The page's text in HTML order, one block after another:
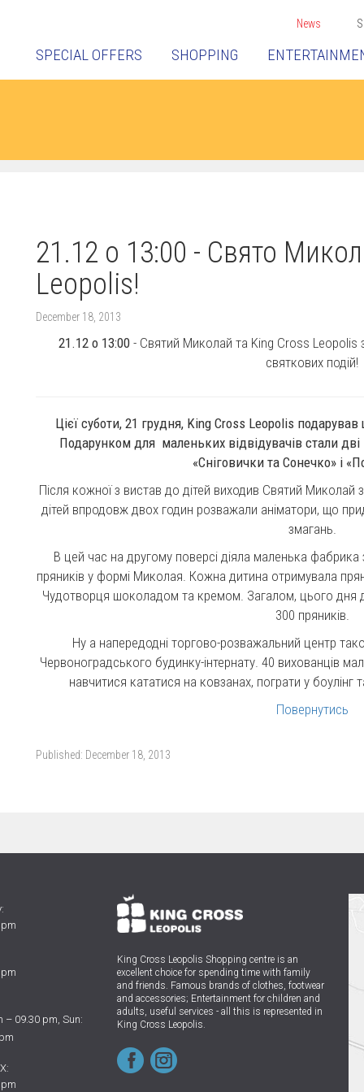
News
SPECIAL OFFERS SHOPPING
21.12 o 13:00 - Свято
Leopolis!
December 18, 2013
21.12 o 13:00- Святий Миколай та King Cross Leopolis
святкових подій!
Цієї суботи, 21 грудня, King Cross Leopolis
Подарунком для маленьких відвідувачів стали
«Сніговички та Сонечко» і
Після кожної з вистав до дітей виходив Святий
дітей впродовж двох годин розважали аніматори, що
змагань.
В цей час на другому поверсі діяла маленька фабрика
пряників у формі Миколая. Кожна дитина отримувала
Чудотворця шоколадом та кремом. Загалом, цього дня
300 пряників.
Ну а напередодні торгово-розважальний центр
Червоноградського будинку-інтернату. 40 вихованців
навчитися кататися на ковзанах, пограти у боулінг
Повернутись
Published: December 18, 2013
– 09.30 pm, Sun:
King Cross Leopolis Shopping centre is an
excellent choice for spending time with family
and friends. Famous brands of clothes, footwear
and accessories; Entertainment for children and
adults, useful services - all this is represented in
King Cross Leopolis.